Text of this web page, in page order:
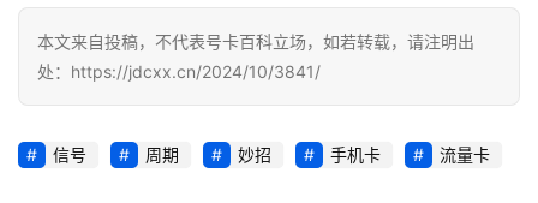
值
业
本文来自投稿，不代表号卡百科立场，如若转载，请注明出
处：https://jdcxx.cn/2024/10/3841/
信号 周期 妙招 手机卡 流量卡